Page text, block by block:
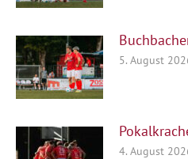
5. August
4. August